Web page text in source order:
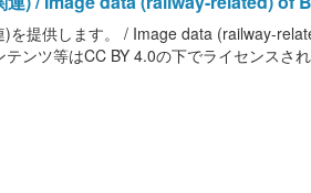
を提供します。 / Image data (railway-
ンツ等はCC BY 4.0の下でライセンスさ